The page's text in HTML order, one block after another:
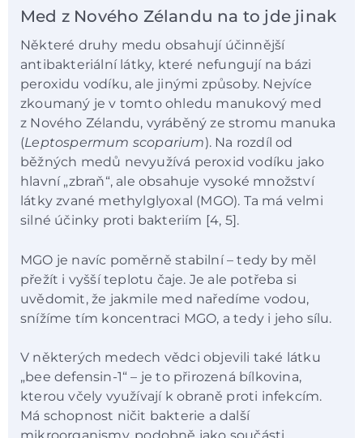
Med z Nového Zélandu na to jde jinak
Některé druhy medu obsahují účinnější
antibakteriální látky, které nefungují na bázi
peroxidu vodíku, ale jinými způsoby. Nejvíce
zkoumaný je v tomto ohledu manukový med
z Nového Zélandu, vyráběný ze stromu manuka
(Leptospermum scoparium). Na rozdíl od
běžných medů nevyužívá peroxid vodíku jako
hlavní „zbraň“, ale obsahuje vysoké množství
látky zvané methylglyoxal (MGO). Ta má velmi
silné účinky proti bakteriím [4, 5].
MGO je navíc poměrně stabilní – tedy by měl
přežít i vyšší teplotu čaje. Je ale potřeba si
uvědomit, že jakmile med naředíme vodou,
snížíme tím koncentraci MGO, a tedy i jeho sílu.
V některých medech vědci objevili také látku
„bee defensin-1“ – je to přirozená bílkovina,
kterou včely využívají k obraně proti infekcím.
Má schopnost ničit bakterie a další